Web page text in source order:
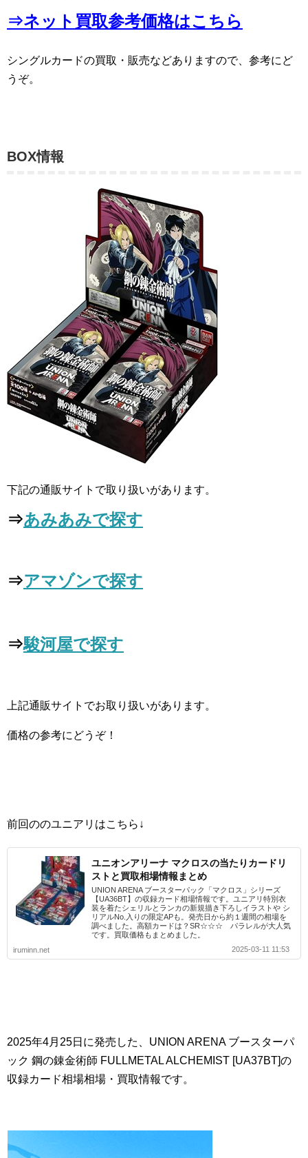
⇒ネット買取参考価格はこちら
シングルカードの買取・販売などありますので、参考にど
うぞ。
BOX情報
下記の通販サイトで取り扱いがあります。
⇒あみあみで探す
⇒アマゾンで探す
⇒駿河屋で探す
上記通販サイトでお取り扱いがあります。
価格の参考にどうぞ！
前回ののユニアリはこちら↓
ユニオンアリーナ マクロスの当たりカードリ
ストと買取相場情報まとめ
UNION ARENA ブースターパック「マクロス」シリーズ
【UA36BT】の収録カード相場情報です。ユニアリ特別衣
装を着たシェリルとランカの新規描き下ろしイラストや シ
リアルNo.入りの限定APも。発売日から約１週間の相場を
調べました。高額カードは？SR☆☆☆ パラレルが大人気
です。買取価格もまとめました。
iruminn.net
2025-03-11 11:53
2025年4月25日に発売した、UNION ARENA ブースターパ
ック 鋼の錬金術師 FULLMETAL ALCHEMIST [UA37BT]の
収録カード相場相場・買取情報です。